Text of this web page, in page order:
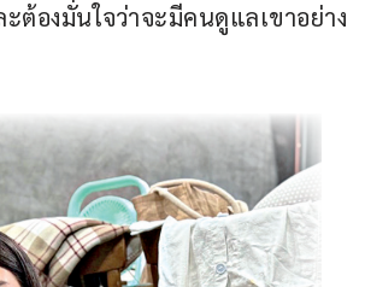
องมั่นใจว่าจะมีคนดูแลเขาอย่าง